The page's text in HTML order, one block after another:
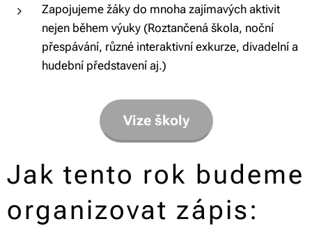
Zapojujeme žáky do mnoha zajímavých aktivit
nejen během výuky (Roztančená škola, noční
přespávání, různé interaktivní exkurze, divadelní a
hudební představení aj.)
Vize školy
Jak tento rok budeme
organizovat zápis: